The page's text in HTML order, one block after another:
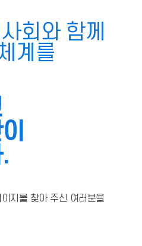
회와 함께
계를
지를 찾아 주신 여러분을